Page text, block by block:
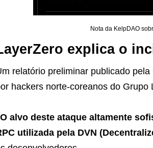
Nota da KelpDAO
explica o
relatório preliminar publicado
hackers norte-coreanos do
alvo deste ataque altamente
utilizada pela DVN